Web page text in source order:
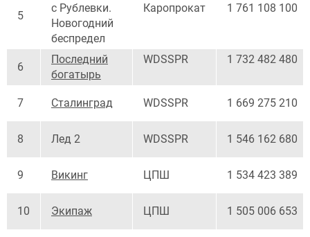
5
с Рублевки.
Новогодний
беспредел
Каропрокат 1 761 108 100
6
Последний
богатырь
WDSSPR 1 732 482 480
7 Сталинград WDSSPR 1 669 275 210
8 Лед 2 WDSSPR 1 546 162 680
9 Викинг ЦПШ 1 534 423 389
10 Экипаж ЦПШ 1 505 006 653